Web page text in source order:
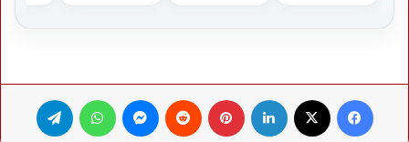
فيسبوك لينكدإن بينتيريست ماسنجر واتساب